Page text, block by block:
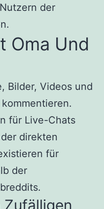
der
Oma Und
Bilder, Videos und
für Live-Chats
direkten
für
der
Zufälligen